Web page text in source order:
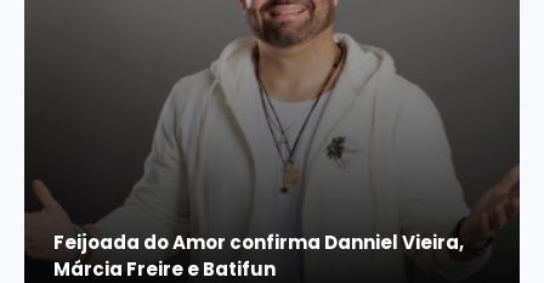
Feijoada do Amor confirma Danniel Vieira,
Márcia Freire e Batifun